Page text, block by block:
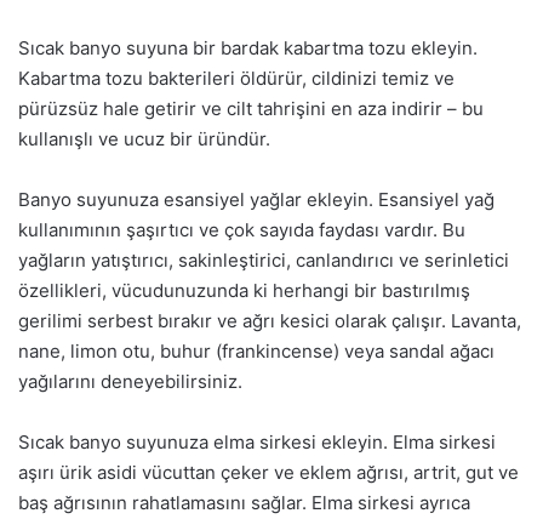
Sıcak banyo suyuna bir bardak kabartma tozu ekleyin.
Kabartma tozu bakterileri öldürür, cildinizi temiz ve
pürüzsüz hale getirir ve cilt tahrişini en aza indirir – bu
kullanışlı ve ucuz bir üründür.
Banyo suyunuza esansiyel yağlar ekleyin. Esansiyel yağ
kullanımının şaşırtıcı ve çok sayıda faydası vardır. Bu
yağların yatıştırıcı, sakinleştirici, canlandırıcı ve serinletici
özellikleri, vücudunuzunda ki herhangi bir bastırılmış
gerilimi serbest bırakır ve ağrı kesici olarak çalışır. Lavanta,
nane, limon otu, buhur (frankincense) veya sandal ağacı
yağılarını deneyebilirsiniz.
Sıcak banyo suyunuza elma sirkesi ekleyin. Elma sirkesi
aşırı ürik asidi vücuttan çeker ve eklem ağrısı, artrit, gut ve
baş ağrısının rahatlamasını sağlar. Elma sirkesi ayrıca